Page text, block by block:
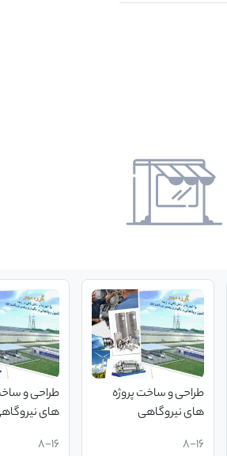
طراحی و ساخت پروژه
های نیروگاهی
8-16
طراحی و
های
8-16